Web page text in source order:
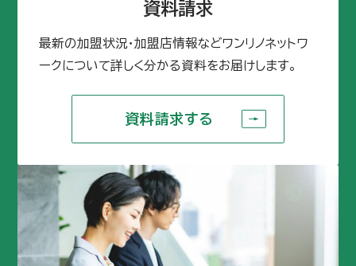
資料請求
最新の加盟状況・加盟店情報などワンリノネットワ
ークについて詳しく分かる資料をお届けします。
資料請求する